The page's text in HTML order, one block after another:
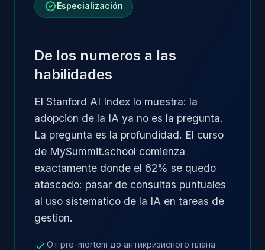
Especialización
De los numeros a las
habilidades
El Stanford AI Index lo muestra: la
adopcion de la IA ya no es la pregunta.
La pregunta es la profundidad. El curso
de MySummit.school comienza
exactamente donde el 62% se quedo
atascado: pasar de consultas puntuales
al uso sistematico de la IA en tareas de
gestion.
От pre-mortem до антикризисного плана